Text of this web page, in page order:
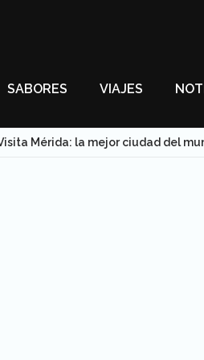
SABORES VIAJES
Mérida: la mejor ciudad del